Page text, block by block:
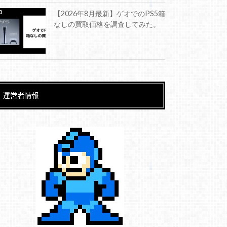
【2026年8月最新】ゲオでのPS5箱
なしの買取価格を調査してみた。
運営者情報